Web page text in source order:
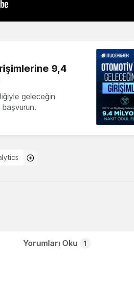
9,4
geleceğin
Yorumları Oku 1